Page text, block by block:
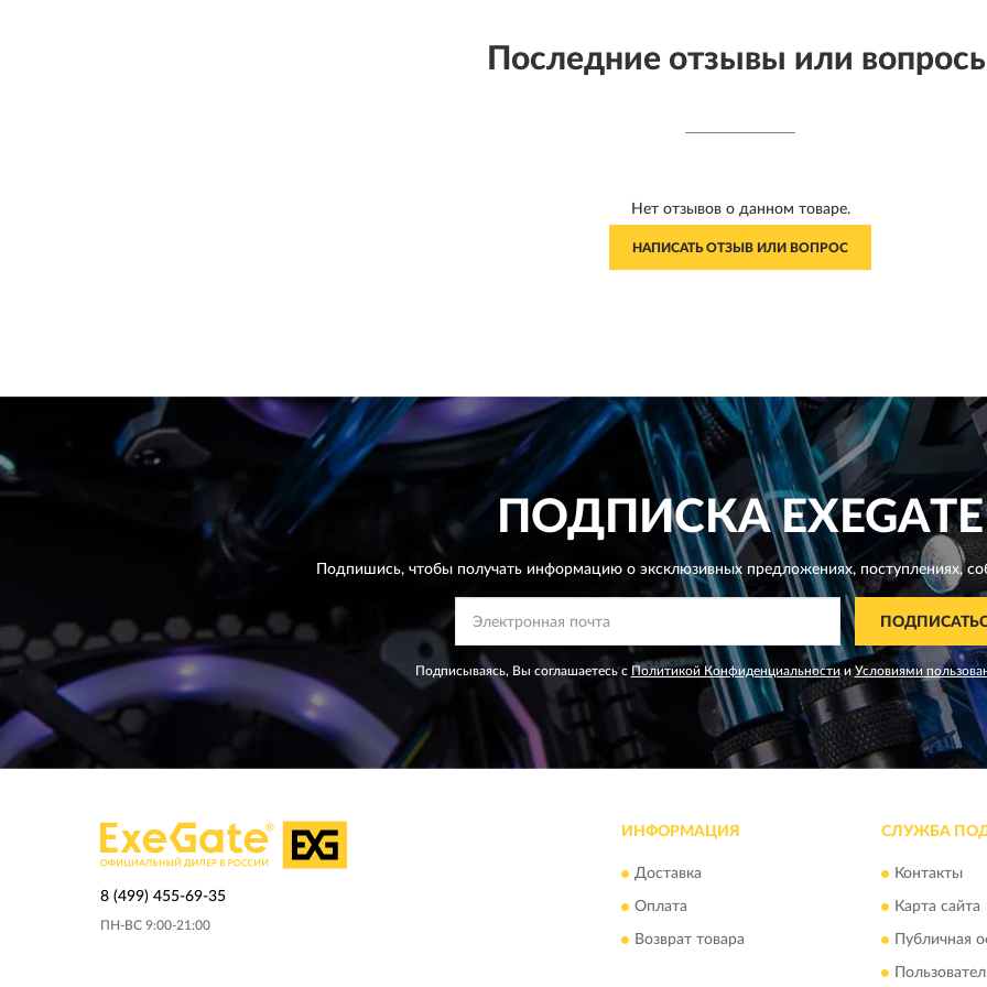
Последние отзывы или
Нет отзывов о данном товаре.
НАПИСАТЬ ОТЗЫВ ИЛИ ВОПРОС
ПОДПИСКАEXEGATE
Подпишись, чтобы получать информацию о эксклюзивных предложениях,поступлениях,
Подписываясь, Вы соглашаетесь с Политикой Конфиденциальности иУсловиями
8 (499) 455-69-35
ПН-ВС 9:00-21:00
ИНФОРМАЦИЯ
Доставка
Оплата
Возврат товара
СЛУЖБА
Контакты
Карта сайта
Публичная